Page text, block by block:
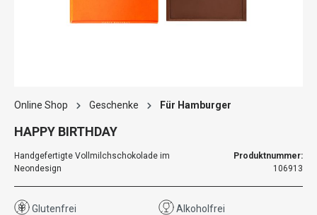
Online Shop Geschenke Für Hamburger
HAPPY BIRTHDAY
Handgefertigte Vollmilchschokolade im
Neondesign
Produktnummer:
106913
Glutenfrei Alkoholfrei